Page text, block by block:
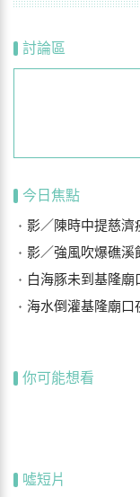
討論區
今日焦點
影／陳時中提慈濟疫
影／強風吹爆礁溪飲料
白海豚未到基隆廟口
海水倒灌基隆廟口夜
你可能想看
噓短片